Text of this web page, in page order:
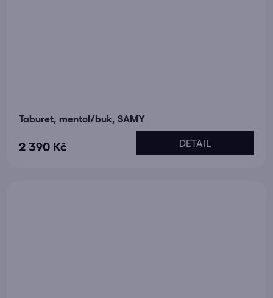
Taburet, mentol/buk, SAMY
2 390 Kč DETAIL